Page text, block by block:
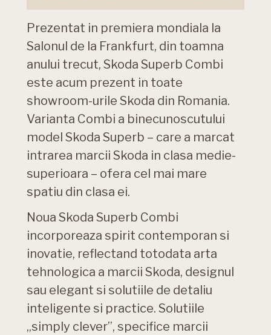
Prezentat in premiera mondiala la
Salonul de la Frankfurt, din toamna
anului trecut, Skoda Superb Combi
este acum prezent in toate
showroom-urile Skoda din Romania.
Varianta Combi a binecunoscutului
model Skoda Superb – care a marcat
intrarea marcii Skoda in clasa medie-
superioara – ofera cel mai mare
spatiu din clasa ei.
Noua Skoda Superb Combi
incorporeaza spirit contemporan si
inovatie, reflectand totodata arta
tehnologica a marcii Skoda, designul
sau elegant si solutiile de detaliu
inteligente si practice. Solutiile
„simply clever”, specifice marcii